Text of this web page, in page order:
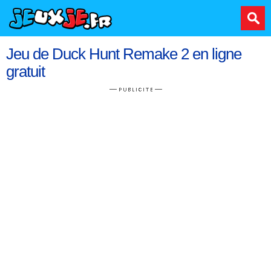
Jeu de Duck Hunt Remake 2 en ligne
gratuit